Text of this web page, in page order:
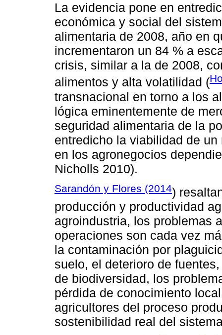
La evidencia pone en
económica y social del
alimentaria de 2008, año en
incrementaron un 84 % a
crisis, similar a la de 2008,
alimentos y alta volatilidad (
transnacional en torno a los
lógica eminentemente de
seguridad alimentaria de la
entredicho la viabilidad de
en los agronegocios
Nicholls 2010).
Sarandón y Flores (2014)
producción y productividad
agroindustria, los problemas
operaciones son cada vez
la contaminación por
suelo, el deterioro de
de biodiversidad, los
pérdida de conocimiento
agricultores del proceso
sostenibilidad real del